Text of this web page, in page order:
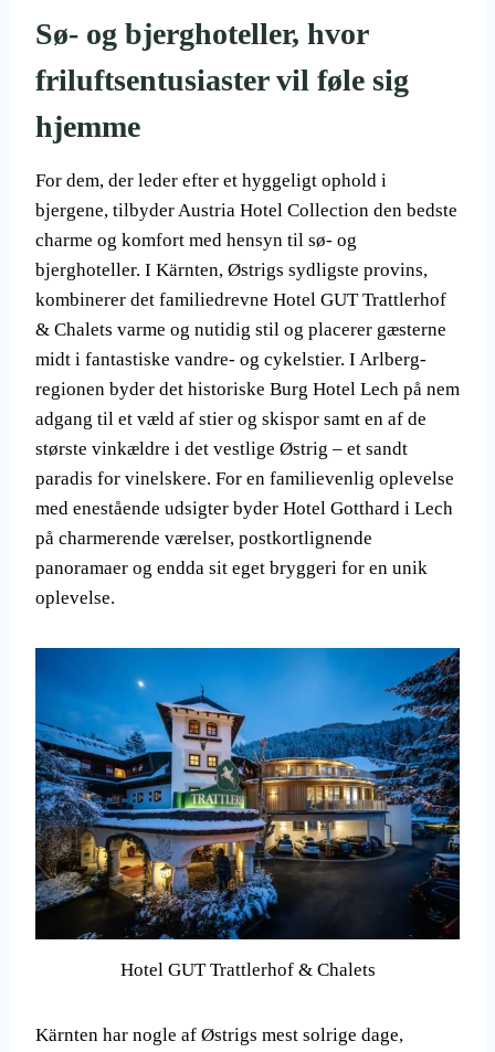
Sø- og bjerghoteller, hvor
friluftsentusiaster vil føle sig
hjemme
For dem, der leder efter et hyggeligt ophold i
bjergene, tilbyder Austria Hotel Collection den bedste
charme og komfort med hensyn til sø- og
bjerghoteller. I Kärnten, Østrigs sydligste provins,
kombinerer det familiedrevne Hotel GUT Trattlerhof
& Chalets varme og nutidig stil og placerer gæsterne
midt i fantastiske vandre- og cykelstier. I Arlberg-
regionen byder det historiske Burg Hotel Lech på nem
adgang til et væld af stier og skispor samt en af de
største vinkældre i det vestlige Østrig – et sandt
paradis for vinelskere. For en familievenlig oplevelse
med enestående udsigter byder Hotel Gotthard i Lech
på charmerende værelser, postkortlignende
panoramaer og endda sit eget bryggeri for en unik
oplevelse.
Hotel GUT Trattlerhof & Chalets
Kärnten har nogle af Østrigs mest solrige dage,